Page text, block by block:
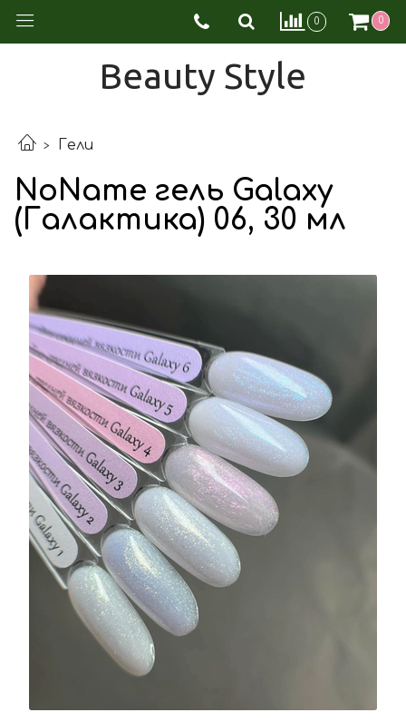
0 0
Beauty Style
Гели
NoName гель Galaxy
(Галактика) 06, 30 мл